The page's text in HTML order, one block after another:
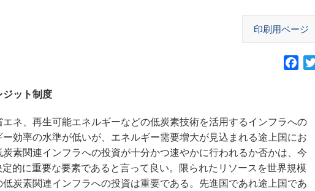
印刷用ページ
b
o
o
k
ジット制度
ネ、再生可能エネルギーなどの低炭素技術を活用するインフラへの
効率の水準が低いが、エネルギー需要増大が見込まれる途上国にお
素関連インフラへの投資が十分かつ速やかに行われるか否かは、今
的に重要な要素であると言って良い。
限られたリソースを世界規模
炭素関連インフラへの投資は重要である。先進国であれ途上国であ